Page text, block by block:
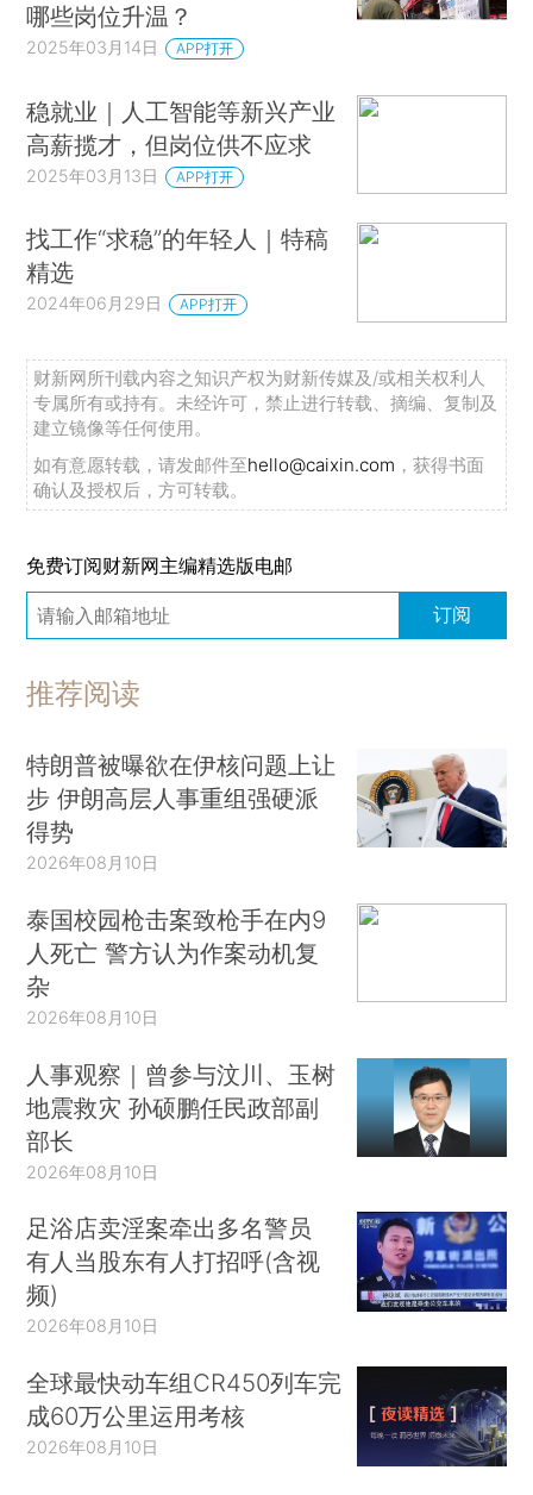
哪些岗位升温？
2025年03月14日 APP打开
稳就业｜人工智能等新兴产业
高薪揽才，但岗位供不应求
2025年03月13日 APP打开
找工作“求稳”的年轻人｜特稿
精选
2024年06月29日 APP打开
财新网所刊载内容之知识产权为财新传媒及/或相关权利人
专属所有或持有。未经许可，禁止进行转载、摘编、复制及
建立镜像等任何使用。
如有意愿转载，请发邮件至hello@caixin.com ，获得书面
确认及授权后，方可转载。
免费订阅财新网主编精选版电邮
订阅
推荐阅读
特朗普被曝欲在伊核问题上让
步 伊朗高层人事重组强硬派
得势
2026年08月10日
泰国校园枪击案致枪手在内9
人死亡 警方认为作案动机复
杂
2026年08月10日
人事观察｜曾参与汶川、玉树
地震救灾 孙硕鹏任民政部副
部长
2026年08月10日
足浴店卖淫案牵出多名警员
有人当股东有人打招呼(含视
频)
2026年08月10日
全球最快动车组CR450列车完
成60万公里运用考核
2026年08月10日